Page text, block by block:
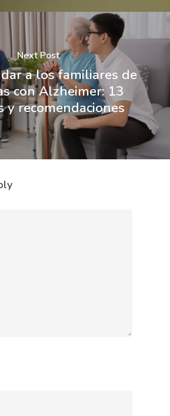
Next Post
a los familiares de
con Alzheimer: 13
y recomendaciones